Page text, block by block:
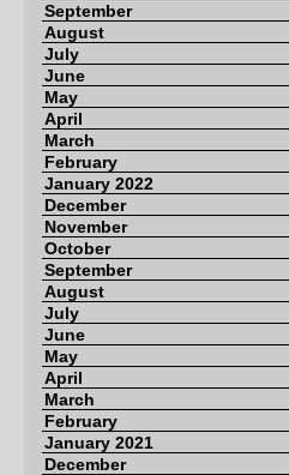
September
August
July
June
May
April
March
February
January 2022
December
November
October
September
August
July
June
May
April
March
February
January 2021
December